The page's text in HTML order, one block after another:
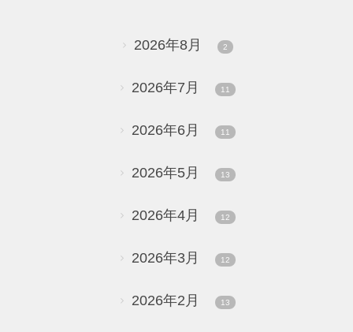
2026年8月 2
2026年7月 11
2026年6月 11
2026年5月 13
2026年4月 12
2026年3月 12
2026年2月 13